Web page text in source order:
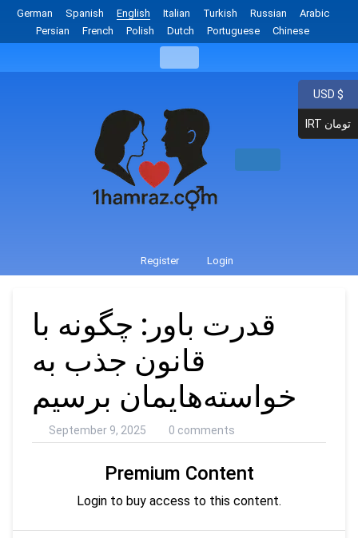
German Spanish English Italian Turkish Russian
Arabic
Persian
French Polish Dutch Portuguese Chinese
Register Login
قدرت باور: چگونه با
قانون جذب به
خواسته‌هایمان برسیم
September 9, 2025 0 comments
Premium Content
Login to buy access to this content.
USD $
IRT تومان